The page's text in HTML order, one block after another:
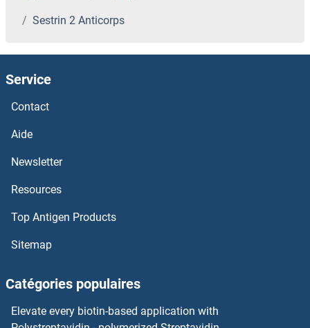
SERPINH1 Anticorps
SERPIND1 Anticorps
SERPINC1 Anticorps
SERPINB9 Anticorps
Sestrin 2 Anticorps
Service
Contact
Aide
Newsletter
Resources
Top Antigen Products
Sitemap
Catégories populaires
Elevate every biotin-based application with